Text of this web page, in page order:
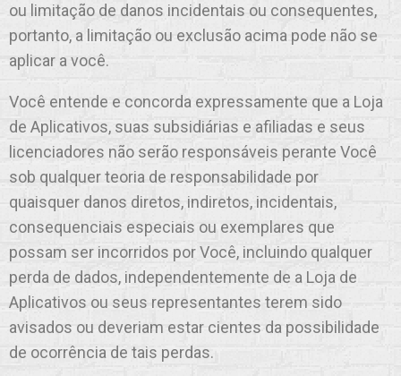
ou limitação de danos incidentais ou consequentes,
portanto, a limitação ou exclusão acima pode não se
aplicar a você.
Você entende e concorda expressamente que a Loja
de Aplicativos, suas subsidiárias e afiliadas e seus
licenciadores não serão responsáveis perante Você
sob qualquer teoria de responsabilidade por
quaisquer danos diretos, indiretos, incidentais,
consequenciais especiais ou exemplares que
possam ser incorridos por Você, incluindo qualquer
perda de dados, independentemente de a Loja de
Aplicativos ou seus representantes terem sido
avisados ou deveriam estar cientes da possibilidade
de ocorrência de tais perdas.